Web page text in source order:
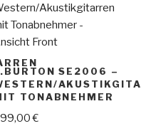
SE2006 –
TONABNEHMER
€